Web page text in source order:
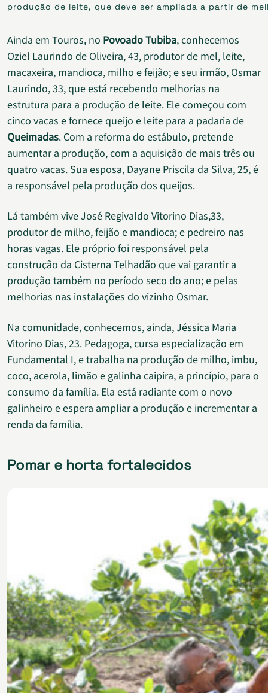
produção de leite, que deve ser ampliada a partir de
Ainda em Touros, no Povoado Tubiba, conhecemos
Oziel Laurindo de Oliveira, 43, produtor de mel, leite,
macaxeira, mandioca, milho e feijão; e seu irmão, Osmar
Laurindo, 33, que está recebendo melhorias na
estrutura para a produção de leite. Ele começou com
cinco vacas e fornece queijo e leite para a padaria de
Queimadas. Com a reforma do estábulo, pretende
aumentar a produção, com a aquisição de mais três ou
quatro vacas. Sua esposa, Dayane Priscila da Silva, 25, é
a responsável pela produção dos queijos.
Lá também vive José Regivaldo Vitorino Dias,33,
produtor de milho, feijão e mandioca; e pedreiro nas
horas vagas. Ele próprio foi responsável pela
construção da Cisterna Telhadão que vai garantir a
produção também no período seco do ano; e pelas
melhorias nas instalações do vizinho Osmar.
Na comunidade, conhecemos, ainda, Jéssica Maria
Vitorino Dias, 23. Pedagoga, cursa especialização em
Fundamental I, e trabalha na produção de milho, imbu,
coco, acerola, limão e galinha caipira, a princípio, para o
consumo da família. Ela está radiante com o novo
galinheiro e espera ampliar a produção e incrementar a
renda da família.
Pomar e horta fortalecidos